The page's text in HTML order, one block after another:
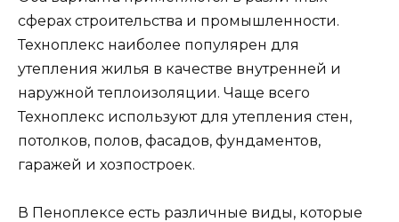
сферах строительства и промышленности.
Техноплекс наиболее популярен для
утепления жилья в качестве внутренней и
наружной теплоизоляции. Чаще всего
Техноплекс используют для утепления стен,
потолков, полов, фасадов, фундаментов,
гаражей и хозпостроек.
В Пеноплексе есть различные виды, которые